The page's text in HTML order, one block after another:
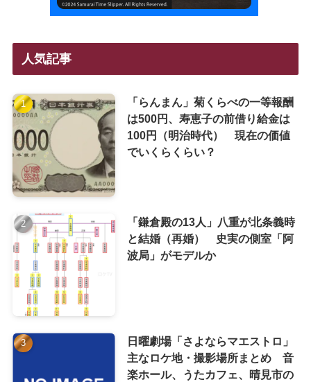
人気記事
「らんまん」菊くらべの一等報酬
は500円、寿恵子の前借り給金は
100円（明治時代） 現在の価値
でいくらくらい？
「鎌倉殿の13人」八重が北条義時
と結婚（再婚） 史実の側室「阿
波局」がモデルか
日曜劇場「さよならマエストロ」
主なロケ地・撮影場所まとめ 音
楽ホール、うたカフェ、晴見市の